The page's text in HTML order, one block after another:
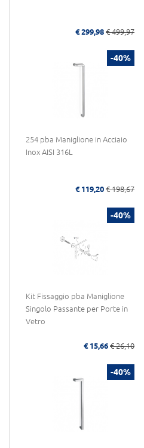
€ 299,98 € 499,97
-40%
254 pba Maniglione in Acciaio
Inox AISI 316L
€ 119,20 € 198,67
-40%
Kit Fissaggio pba Maniglione
Singolo Passante per Porte in
Vetro
€ 15,66 € 26,10
-40%